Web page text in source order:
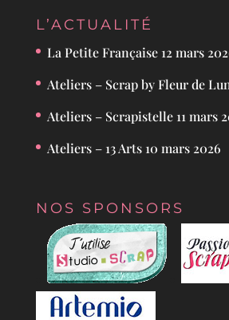
L’ACTUALITÉ
La Petite Française 12 mars
Ateliers – Scrap by Fleur de
Ateliers – Scrapistelle 11 mars
Ateliers – 13 Arts 10 mars 2026
NOS SPONSORS